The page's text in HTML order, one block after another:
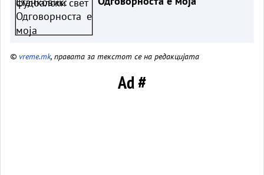
© vreme.mk, правата за текстот се на редакцијата
Ad #